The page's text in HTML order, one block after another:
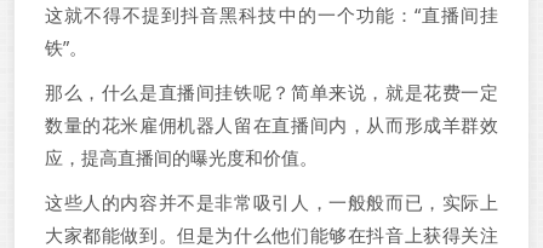
这就不得不提到抖音黑科技中的一个功能：“直播间挂
铁”。
那么，什么是直播间挂铁呢？简单来说，就是花费一定
数量的花米雇佣机器人留在直播间内，从而形成羊群效
应，提高直播间的曝光度和价值。
这些人的内容并不是非常吸引人，一般般而已，实际上
大家都能做到。但是为什么他们能够在抖音上获得关注